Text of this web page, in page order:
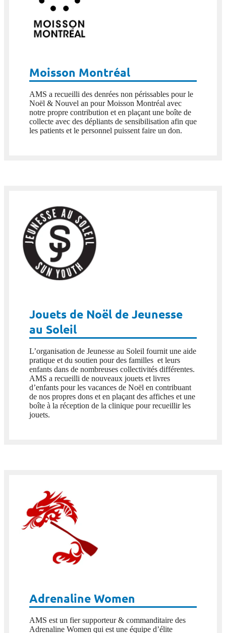
Moisson Montréal
AMS a recueilli des denrées non périssables pour le
Noël & Nouvel an pour Moisson Montréal avec
notre propre contribution et en plaçant une boîte de
collecte avec des dépliants de sensibilisation afin que
les patients et le personnel puissent faire un don.
Jouets de Noël de Jeunesse
au Soleil
L’organisation de Jeunesse au Soleil fournit une aide
pratique et du soutien pour des familles et leurs
enfants dans de nombreuses collectivités différentes.
AMS a recueilli de nouveaux jouets et livres
d’enfants pour les vacances de Noël en contribuant
de nos propres dons et en plaçant des affiches et une
boîte à la réception de la clinique pour recueillir les
jouets.
Adrenaline Women
AMS est un fier supporteur & commanditaire des
Adrenaline Women qui est une équipe d’élite